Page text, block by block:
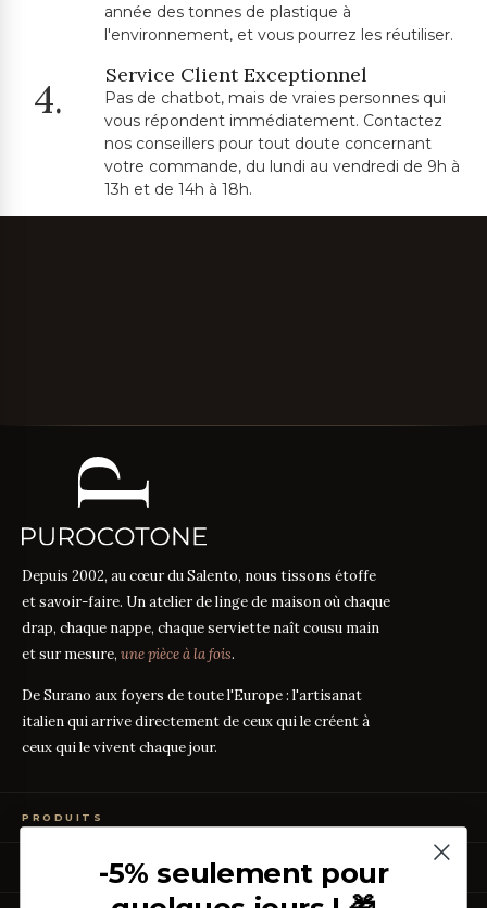
année des tonnes de plastique à
l'environnement, et vous pourrez les réutiliser.
4.
Service Client Exceptionnel
Pas de chatbot, mais de vraies personnes qui
vous répondent immédiatement. Contactez
nos conseillers pour tout doute concernant
votre commande, du lundi au vendredi de 9h à
13h et de 14h à 18h.
Depuis 2002, au cœur du Salento, nous tissons étoffe
et savoir-faire. Un atelier de linge de maison où chaque
drap, chaque nappe, chaque serviette naît cousu main
et sur mesure, une pièce à la fois.
De Surano aux foyers de toute l'Europe : l'artisanat
italien qui arrive directement de ceux qui le créent à
ceux qui le vivent chaque jour.
PRODUITS
Linge de Table
GUIDES DES TISSUS
Guide des mesures GUIDE
-5% seulement pour